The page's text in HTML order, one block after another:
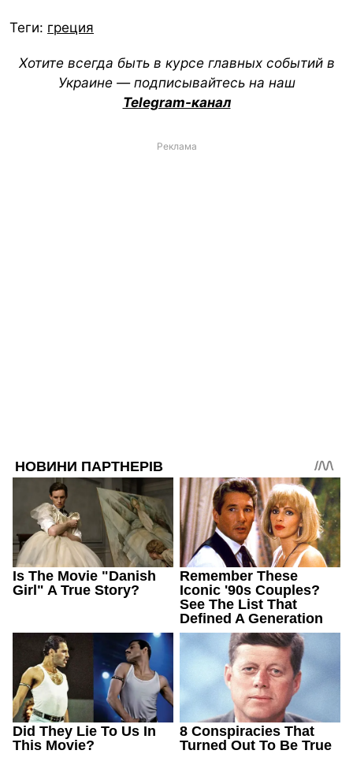
Теги: греция
Хотите всегда быть в курсе главных событий в
Украине — подписывайтесь на наш
Telegram-канал
Реклама